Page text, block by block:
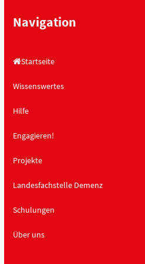
Navigation
Startseite
Wissenswertes
Hilfe
Engagieren!
Projekte
Landesfachstelle Demenz
Schulungen
Über uns